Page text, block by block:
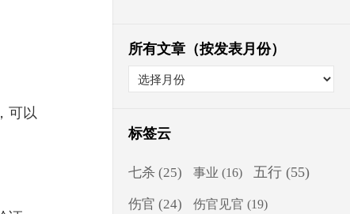
可以
所有文章（按发表月份）
标签云
七杀 (25) 事业 (16) 五行 (55)
伤官 (24) 伤官见官 (19)